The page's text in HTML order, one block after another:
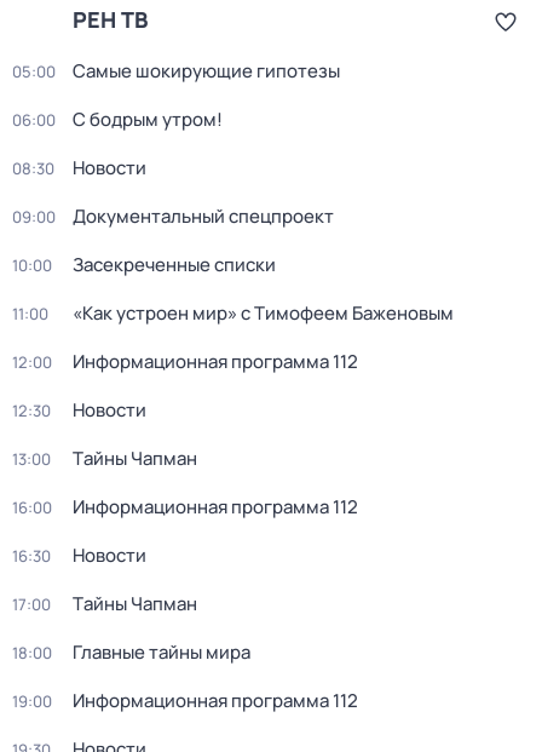
РЕН ТВ
05:00 Самые шoкиpующие гипотезы
06:00 С бодрым утром!
08:30 Новости
09:00 Докyментальный спецпроeкт
10:00 Заcекрeченные списки
11:00 «Как устроен мир» с Тимофеем Баженовым
12:00 Информационная программа 112
12:30 Новости
13:00 Тaйны Чапман
16:00 Информационная программа 112
16:30 Новости
17:00 Тaйны Чапман
18:00 Главные тайны мира
19:00 Информационная программа 112